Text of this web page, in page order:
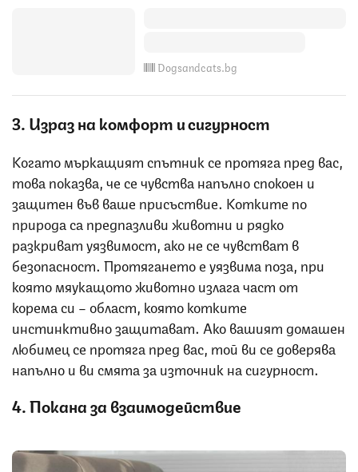
Dogsandcats.bg
3. Израз на комфорт и сигурност
Когато мъркащият спътник се протяга пред вас,
това показва, че се чувства напълно спокоен и
защитен във ваше присъствие. Котките по
природа са предпазливи животни и рядко
разкриват уязвимост, ако не се чувстват в
безопасност. Протягането е уязвима поза, при
която мяукащото животно излага част от
корема си – област, която котките
инстинктивно защитават. Ако вашият домашен
любимец се протяга пред вас, той ви се доверява
напълно и ви смята за източник на сигурност.
4. Покана за взаимодействие